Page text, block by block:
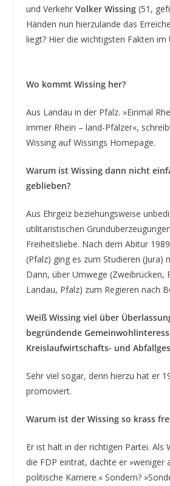
und Verkehr Volker Wissing(51,
Händen nun hierzulande das
liegt? Hier die wichtigsten Fakten im
Wo kommt Wissing her?
Aus Landau in der Pfalz. »Einmal
immer Rhein – land-Pfälzer«,
Wissing auf Wissings Homepage.
Warum ist Wissing dann nicht
geblieben?
Aus Ehrgeiz beziehungsweise
utilitaristischen
Freiheitsliebe. Nach dem Abitur
(Pfalz) ging es zum Studieren (Jura)
Dann, über Umwege (Zweibrücken,
Landau, Pfalz) zum Regieren nach
Weiß Wissing viel über
begründende
Kreislaufwirtschafts- und
Sehr viel sogar, denn hierzu hat er
promoviert.
Warum ist der Wissing so krass
Er ist halt in der richtigen Partei. Als
die FDP eintrat, dachte er »weniger
politische Karriere.« Sondern?